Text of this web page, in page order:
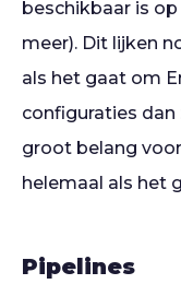
beschikbaar is
meer). Dit lijken
als het gaat om
configuraties
groot belang
helemaal als het
Pipelines